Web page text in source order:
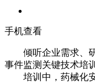
手机查看
倾听企业需求、研
事件监测关键技术培
培训中，药械化安